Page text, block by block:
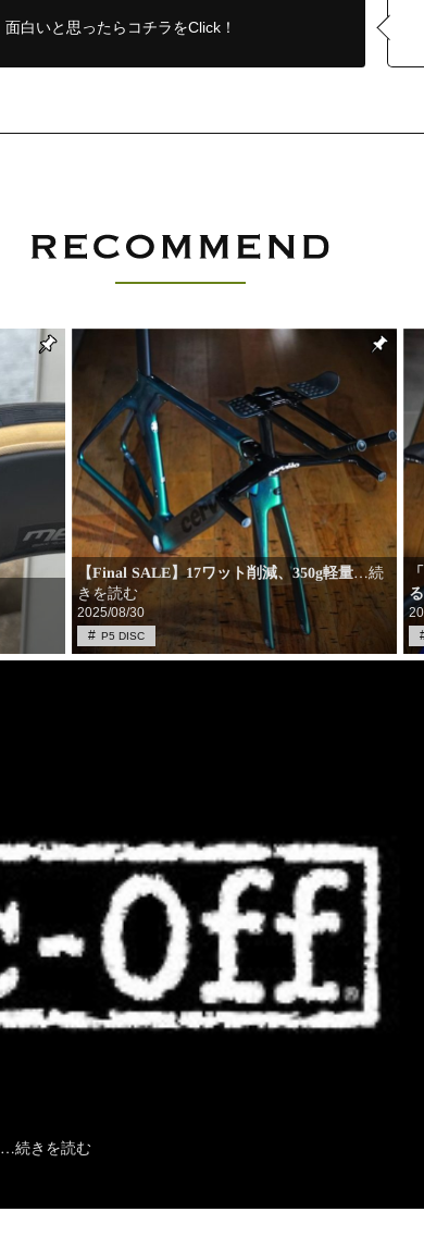
面白いと思ったら コチラをClick！
【Final SALE】17ワット削減、350g軽量…続
きを読む
2025/08/30
P5 DISC
…続きを読む